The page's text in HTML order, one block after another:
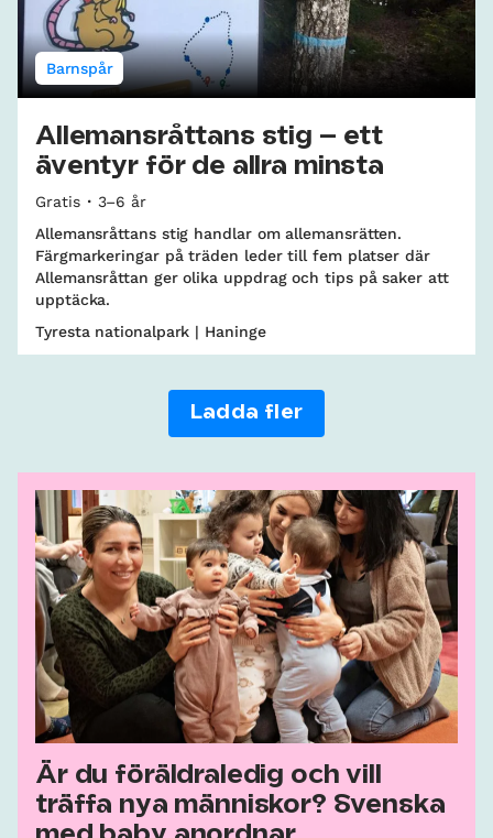
Barnspår
Allemansråttans stig – ett
äventyr för de allra minsta
Gratis
3–6 år
Allemansråttans stig handlar om allemansrätten.
Färgmarkeringar på träden leder till fem platser där
Allemansråttan ger olika uppdrag och tips på saker att
upptäcka.
Tyresta nationalpark | Haninge
Ladda fler
Är du föräldraledig och vill
träffa nya människor? Svenska